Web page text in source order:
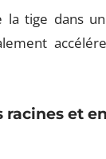
la tige dans
racines et